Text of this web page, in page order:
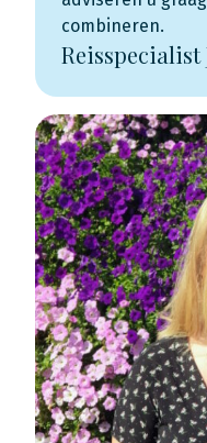
combineren.
Reisspecialist